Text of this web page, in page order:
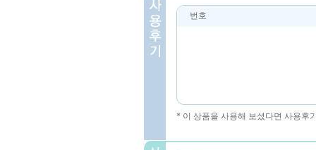
번호
* 이 상품을 사용해 보셨다면 사용후